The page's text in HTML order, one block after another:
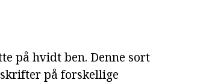
på hvidt ben. Denne sort
på forskellige